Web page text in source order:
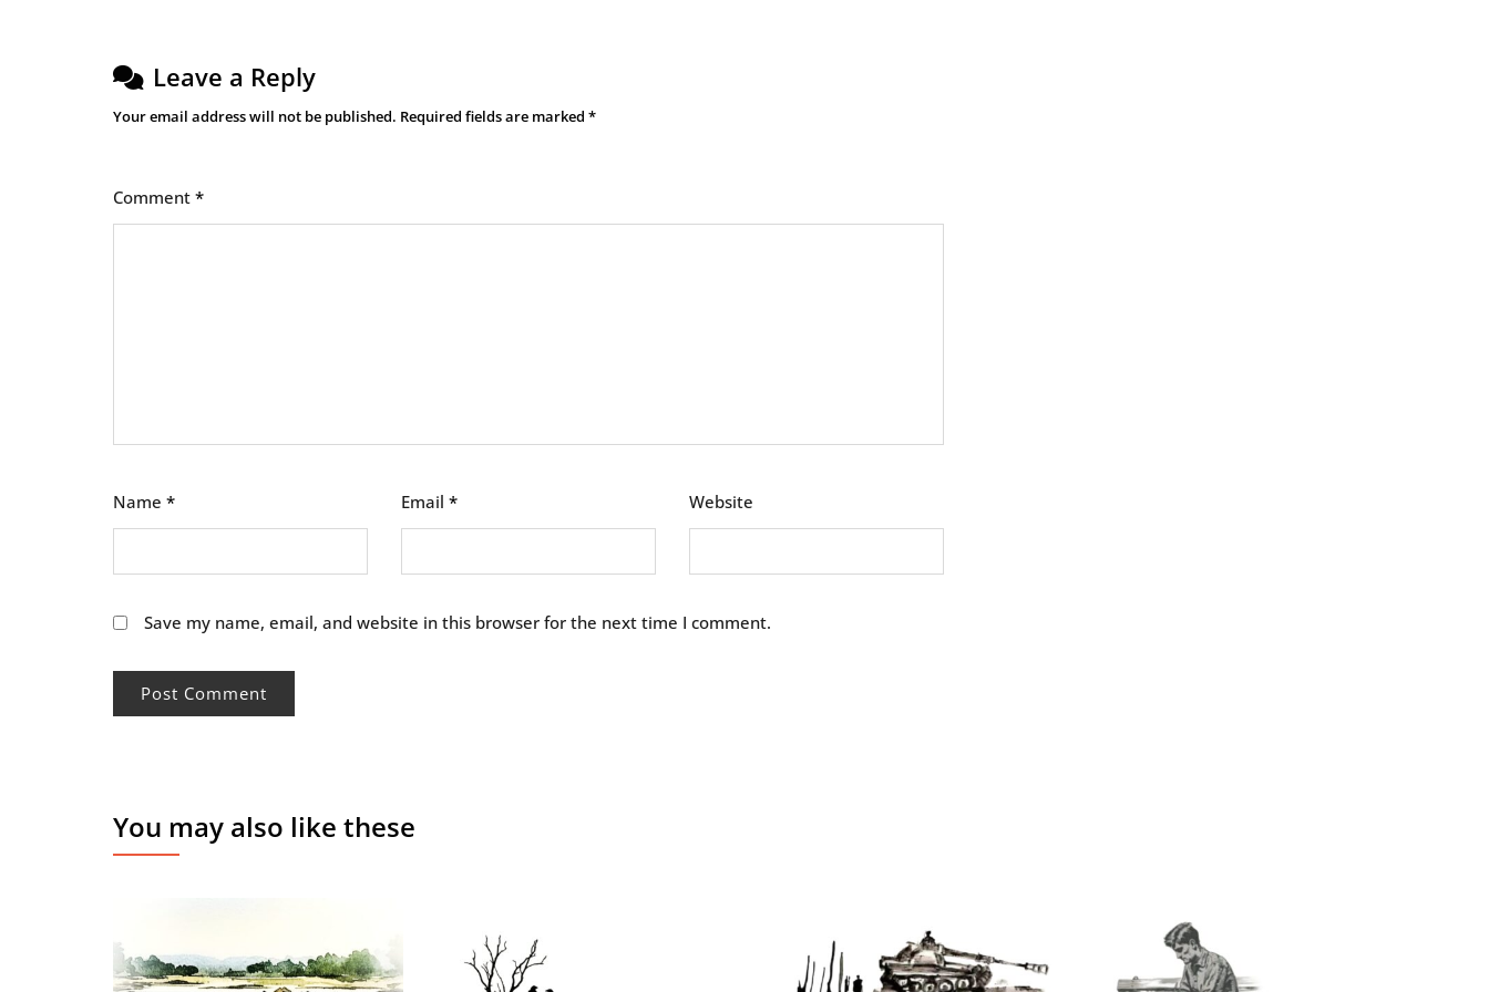
Leave a Reply
Your email address will not be published. Required fields are marked *
Comment *
Name * Email * Website
Save my name, email, and website in this browser for the next time I comment.
You may also like these